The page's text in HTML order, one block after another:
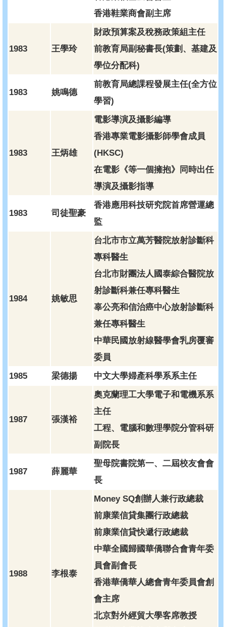
香港鞋業商會副主席
1983 王學玲
財政預算案及稅務政策組主任
前教育局副秘書長(策劃、基建及
學位分配科)
1983 姚鳴德
前教育局總課程發展主任(全方位
學習)
1983 王炳雄
電影導演及攝影編導
香港專業電影攝影師學會成員
(HKSC)
在電影《等一個擁抱》同時出任
導演及攝影指導
1983 司徒聖豪
香港應用科技研究院首席營運總
監
1984 姚敏思
台北市市立萬芳醫院放射診斷科
專科醫生
台北市財團法人國泰綜合醫院放
射診斷科兼任專科醫生
辜公亮和信治癌中心放射診斷科
兼任專科醫生
中華民國放射線醫學會乳房覆審
委員
1985
梁德揚 中文大學婦產科學系系主任
1987 張漢裕
奧克蘭理工大學電子和電機系系
主任
工程、電腦和數理學院分管科研
副院長
1987 薛麗華
聖母院書院第一、二屆校友會會
長
1988 李根泰
Money SQ創辦人兼行政總裁
前康業信貸集團行政總裁
前康業信貸快遞行政總裁
中華全國歸國華僑聯合會青年委
員會副會長
香港華僑華人總會青年委員會創
會主席
北京對外經貿大學客席教授